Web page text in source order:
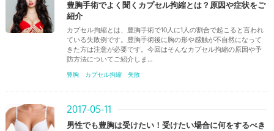
豊胸手術でよく聞くカプセル拘縮とは？原因や症状をご
紹介
カプセル拘縮とは、豊胸手術で10人に1人の割合で起こると言われ
ている失敗例です。豊胸手術後に胸の形や感触が不自然になって
きた方は注意が必要です。今回はそんなカプセル拘縮の原因や予
防方法についてご紹介しま…
豊胸 カプセル拘縮 失敗
2017-05-11
男性でも豊胸は受けたい！受けたい場合に何をするべき